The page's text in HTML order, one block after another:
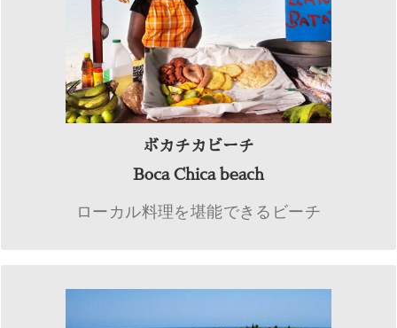
ボカチカビーチ
Boca Chica beach
ローカル料理を堪能できるビーチ
ンドに、空と同じくらい青く透明度の高い美しい
カリブの海が広がります。ビーチにはたくさんの
飲食店が並び、何を食べようか目移りしてしまう
ほど。ドミニカの定番料理の鯛の素揚げやパエリ
アを、海辺で思う存分堪能できる最高の場所で
す。またサンゴが多く、シュノーケリングスポッ
トとしても大人気です。